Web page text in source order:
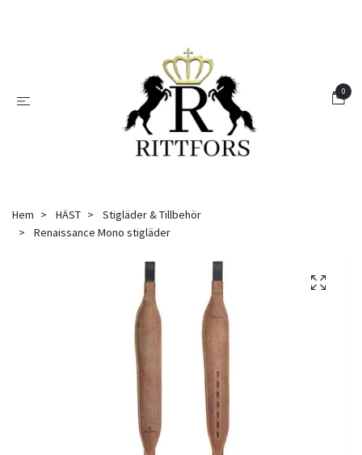
0
Hem HÄST
Stigläder & Tillbehör
Renaissance Mono stigläder